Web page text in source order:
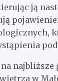
ją
najbliższe
w